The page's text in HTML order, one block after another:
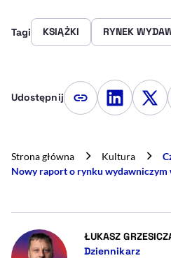
Tagi KSIĄŻKI RYNEK
Udostępnij Kopiuj link artykułu
Strona główna Kultura
Nowy raport o rynku wydawniczym
ŁUKASZ
Dziennikarz